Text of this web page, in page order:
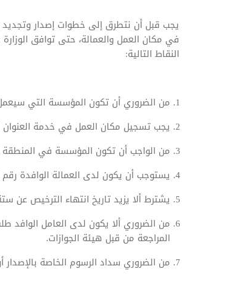
يجب قبل أن نتطرق إلى خطوات إصدار
في مكان العمل والعمالة، حتى توافق
النقاط التالية:
من الضروري أن تكون المؤسسة التي
يجب تسجيل مكان العمل في خدمة العنوان
من الواجب أن تكون المؤسسة في المنطقة
يستوجب أن يكون لدى العمالة الوافدة رقم
يشترط ألا يزيد تاريخ انتهاء الترخيص عن
من الضروري ألا يكون لدى العامل
المراجعة من قبل هيئة الجوازات.
من الضروري سداد الرسوم الخاصة بالإصدار